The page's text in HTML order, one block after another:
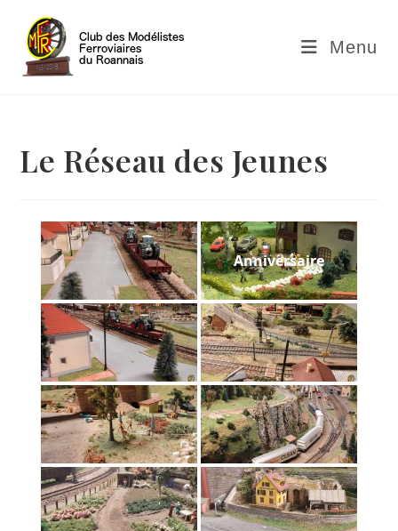
content
Menu
Le Réseau des Jeunes
Anniversaire